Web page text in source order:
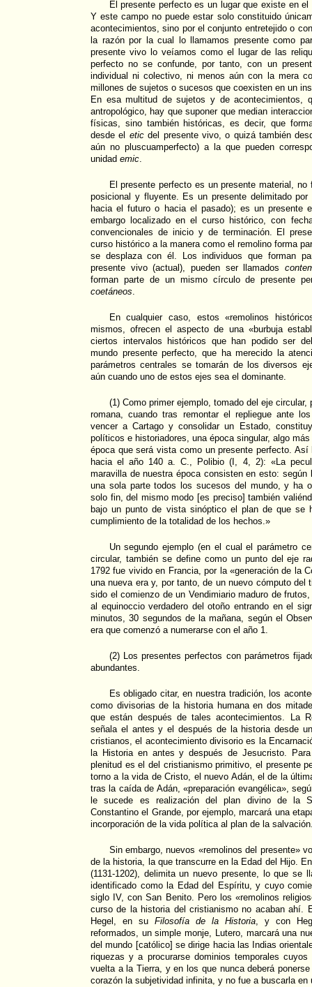
El presente perfecto es un lugar que existe en
Y este campo no puede estar solo constituido
acontecimientos, sino por el conjunto entretejido o
la razón por la cual lo llamamos presente como
presente vivo lo veíamos como el lugar de las
perfecto no se confunde, por tanto, con un
individual ni colectivo, ni menos aún con la mera
millones de sujetos o sucesos que coexisten en un
En esa multitud de sujetos y de acontecimientos,
antropológico, hay que suponer que median
físicas, sino también históricas, es decir, que
desde el eticdel presente vivo, o quizá también
aún no pluscuamperfecto) a la que pueden
unidad emic.
El presente perfecto es un presente material,
posicional y fluyente. Es un presente delimitado por
hacia el futuro o hacia el pasado); es un presente
embargo localizado en el curso histórico, con
convencionales de inicio y de terminación. El
curso histórico a la manera como el remolino forma
se desplaza con él. Los individuos que forman
presente vivo (actual), pueden ser llamados
forman parte de un mismo círculo de presente
coetáneos.
En cualquier caso, estos «remolinos
mismos, ofrecen el aspecto de una «burbuja
ciertos intervalos históricos que han podido ser
mundo presente perfecto, que ha merecido la
parámetros centrales se tomarán de los diversos
aún cuando uno de estos ejes sea el dominante.
(1) Como primer ejemplo, tomado del eje circular,
romana, cuando tras remontar el repliegue ante
vencer a Cartago y consolidar un Estado,
políticos e historiadores, una época singular, algo
época que será vista como un presente perfecto.
hacia el año 140 a. C., Polibio (I, 4, 2): «La
maravilla de nuestra época consisten en esto: según
una sola parte todos los sucesos del mundo, y ha
solo fin, del mismo modo [es preciso] también
bajo un punto de vista sinóptico el plan de que se
cumplimiento de la totalidad de los hechos.»
Un segundo ejemplo (en el cual el parámetro
circular, también se define como un punto del eje
1792 fue vivido en Francia, por la «generación de la
una nueva era y, por tanto, de un nuevo cómputo del
sido el comienzo de un Vendimiario maduro de
al equinoccio verdadero del otoño entrando en el
minutos, 30 segundos de la mañana, según el
era que comenzó a numerarse con el año 1.
(2) Los presentes perfectos con parámetros
abundantes.
Es obligado citar, en nuestra tradición, los
como divisorias de la historia humana en dos
que están después de tales acontecimientos. La
señala el antes y el después de la historia desde
cristianos, el acontecimiento divisorio es la
la Historia en antes y después de Jesucristo.
plenitud es el del cristianismo primitivo, el presente
torno a la vida de Cristo, el nuevo Adán, el de la
tras la caída de Adán, «preparación evangélica»,
le sucede es realización del plan divino de la
Constantino el Grande, por ejemplo, marcará una
incorporación de la vida política al plan de la
Sin embargo, nuevos «remolinos del presente»
de la historia, la que transcurre en la Edad del Hijo.
(1131-1202), delimita un nuevo presente, lo que se
identificado como la Edad del Espíritu, y cuyo
siglo IV, con San Benito. Pero los «remolinos
curso de la historia del cristianismo no acaban ahí.
Hegel, en su Filosofía de la Historia, y con
reformados, un simple monje, Lutero, marcará una
del mundo [católico] se dirige hacia las Indias
riquezas y a procurarse dominios temporales
vuelta a la Tierra, y en los que nunca deberá
corazón la subjetividad infinita, y no fue a buscarla en